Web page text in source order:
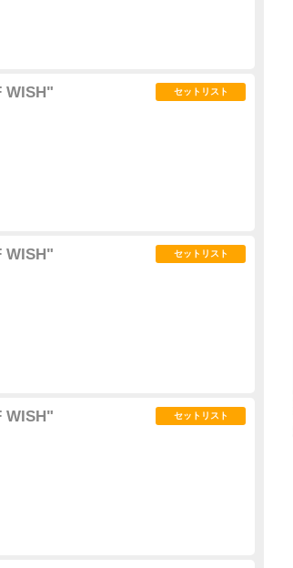
WISH" セットリスト
WISH" セットリスト
WISH" セットリスト